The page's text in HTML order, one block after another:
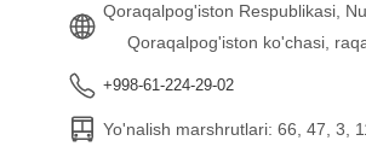
Qoraqalpog'iston Respublikasi,
Qoraqalpog'iston ko'chasi,
+998-61-224-29-02
Yo'nalish marshrutlari: 66, 47, 3,